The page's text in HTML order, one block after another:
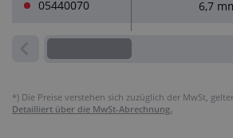
05440070 6,7
*) Die Preise verstehen sich zuzüglich der MwSt,
Detailliert über die MwSt-Abrechnung.